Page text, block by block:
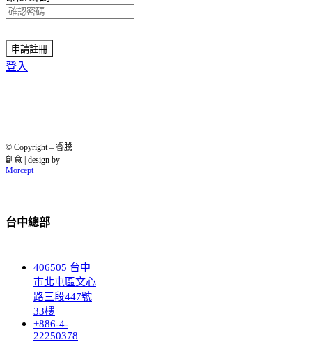
登入
© Copyright – 睿騰
創意 | design by
Morcept
台中總部
406505 台中
市北屯區文心
路三段447號
33樓
+886-4-
22250378